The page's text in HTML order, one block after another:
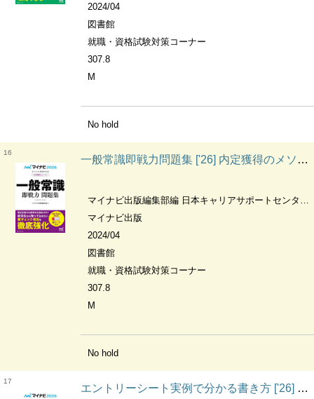
2024/04
図書館
就職・資格試験対策コーナー
307.8
M
No hold
16
一般常識即戦力問題集 ['26] 内定獲得のメソッド
マイナビ出版編集部編 日本キャリアサポートセンター問題作成
マイナビ出版
2024/04
図書館
就職・資格試験対策コーナー
307.8
M
No hold
17
エントリーシート実例で分かる書き方 ['26] 内定獲得のメソッド